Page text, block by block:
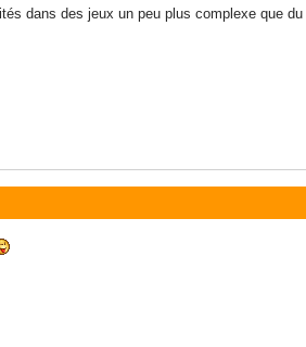
dans des jeux un peu plus complexe que